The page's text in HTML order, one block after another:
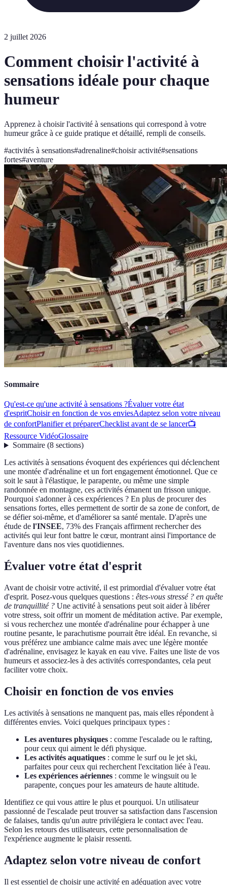
2 juillet 2026
Comment choisir l'activité à
sensations idéale pour chaque
humeur
Apprenez à choisir l'activité à sensations qui correspond à votre
humeur grâce à ce guide pratique et détaillé, rempli de conseils.
#activités à sensations#adrenaline#choisir activité#sensations
fortes#aventure
Sommaire
Qu'est-ce qu'une activité à sensations ?Évaluer votre état
d'espritChoisir en fonction de vos enviesAdaptez selon votre niveau
de confortPlanifier et préparerChecklist avant de se lancer📺
Ressource VidéoGlossaire
Sommaire(8 sections)
Les activités à sensations évoquent des expériences qui déclenchent
une montée d'adrénaline et un fort engagement émotionnel. Que ce
soit le saut à l'élastique, le parapente, ou même une simple
randonnée en montagne, ces activités émanent un frisson unique.
Pourquoi s'adonner à ces expériences ? En plus de procurer des
sensations fortes, elles permettent de sortir de sa zone de confort, de
se défier soi-même, et d'améliorer sa santé mentale. D'après une
étude de l'INSEE, 73% des Français affirment rechercher des
activités qui leur font battre le cœur, montrant ainsi l'importance de
l'aventure dans nos vies quotidiennes.
Évaluer votre état d'esprit
Avant de choisir votre activité, il est primordial d'évaluer votre état
d'esprit. Posez-vous quelques questions : êtes-vous stressé ? en quête
de tranquillité ? Une activité à sensations peut soit aider à libérer
votre stress, soit offrir un moment de méditation active. Par exemple,
si vous recherchez une montée d'adrénaline pour échapper à une
routine pesante, le parachutisme pourrait être idéal. En revanche, si
vous préférez une ambiance calme mais avec une légère montée
d'adrénaline, envisagez le kayak en eau vive. Faites une liste de vos
humeurs et associez-les à des activités correspondantes, cela peut
faciliter votre choix.
Choisir en fonction de vos envies
Les activités à sensations ne manquent pas, mais elles répondent à
différentes envies. Voici quelques principaux types :
Les aventures physiques : comme l'escalade ou le rafting,
pour ceux qui aiment le défi physique.
Les activités aquatiques : comme le surf ou le jet ski,
parfaites pour ceux qui recherchent l'excitation liée à l'eau.
Les expériences aériennes : comme le wingsuit ou le
parapente, conçues pour les amateurs de haute altitude.
Identifiez ce qui vous attire le plus et pourquoi. Un utilisateur
passionné de l'escalade peut trouver sa satisfaction dans l'ascension
de falaises, tandis qu'un autre privilégiera le contact avec l'eau.
Selon les retours des utilisateurs, cette personnalisation de
l'expérience augmente le plaisir ressenti.
Adaptez selon votre niveau de confort
Il est essentiel de choisir une activité en adéquation avec votre